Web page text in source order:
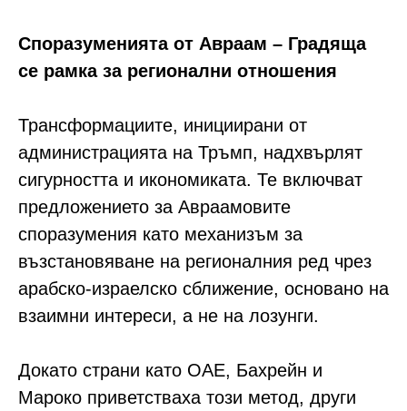
Споразуменията от Авраам – Градяща
се рамка за регионални отношения
Трансформациите, инициирани от
администрацията на Тръмп, надхвърлят
сигурността и икономиката. Те включват
предложението за Авраамовите
споразумения като механизъм за
възстановяване на регионалния ред чрез
арабско-израелско сближение, основано на
взаимни интереси, а не на лозунги.
Докато страни като ОАЕ, Бахрейн и
Мароко приветстваха този метод, други